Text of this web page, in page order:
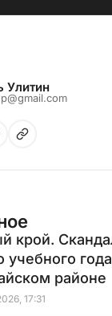
Улитин
крой.
учебного
районе
17:31